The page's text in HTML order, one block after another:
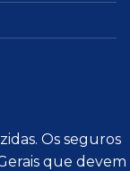
Os seguros
que devem